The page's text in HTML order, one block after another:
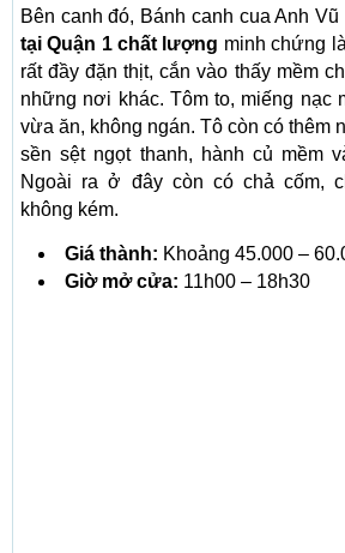
Bên canh đó, Bánh canh cua Anh Vũ
tại Quận 1 chất lượng minh chứng
rất đầy đặn thịt, cắn vào thấy mềm
những nơi khác. Tôm to, miếng nạc
vừa ăn, không ngán. Tô còn có thêm
sền sệt ngọt thanh, hành củ mềm
Ngoài ra ở đây còn có chả cốm,
không kém.
Giá thành: Khoảng 45.000 –
Giờ mở cửa: 11h00 – 18h30